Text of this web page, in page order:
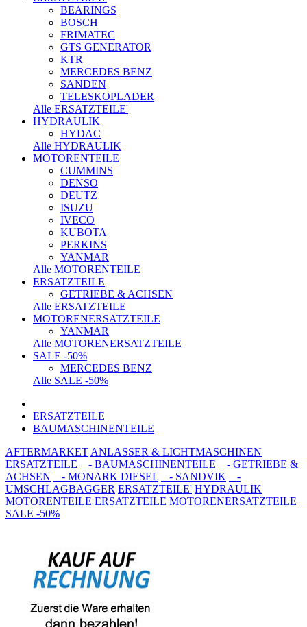
BEARINGS
BOSCH
FRIMATEC
GTS GENERATOR
KTR
MERCEDES BENZ
SANDEN
TELESKOPLADER
Alle ERSATZTEILE'
HYDRAULIK
HYDAC
Alle HYDRAULIK
MOTORENTEILE
CUMMINS
DENSO
DEUTZ
ISUZU
IVECO
KUBOTA
PERKINS
YANMAR
Alle MOTORENTEILE
ERSATZTEILE
GETRIEBE & ACHSEN
Alle ERSATZTEILE
MOTORENERSATZTEILE
YANMAR
Alle MOTORENERSATZTEILE
SALE -50%
MERCEDES BENZ
Alle SALE -50%
ERSATZTEILE
BAUMASCHINENTEILE
AFTERMARKET ANLASSER & LICHTMASCHINEN
ERSATZTEILE
- BAUMASCHINENTEILE
- GETRIEBE &
ACHSEN
- MONARK DIESEL - SANDVIK
-
UMSCHLAGBAGGER ERSATZTEILE' HYDRAULIK
MOTORENTEILE ERSATZTEILE MOTORENERSATZTEILE
SALE -50%